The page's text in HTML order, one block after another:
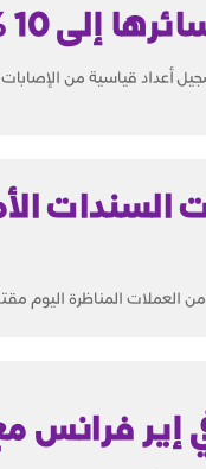
بداية 2021
أعداد قياسية من
السندات
المناظرة اليوم
فرانس